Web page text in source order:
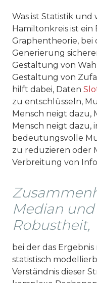
Was ist Statistik
Hamiltonkreis ist ein
Graphentheorie,
Generierung
Gestaltung von
Gestaltung von
hilft dabei, Daten
zu entschlüsseln,
Mensch neigt dazu,
Mensch neigt dazu,
bedeutungsvolle
zu reduzieren oder
Verbreitung von
Median
Robustheit,
bei der das
statistisch
Verständnis dieser